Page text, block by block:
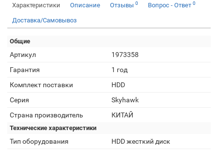
Характеристики Описание Отзывы 0 Вопрос - Ответ 0
Доставка/Самовывоз
Общие
Артикул
1973358
Гарантия
1 год
Комплект поставки
HDD
Серия
Skyhawk
Страна производитель
КИТАЙ
Технические характеристики
Тип оборудования
HDD жесткий диск